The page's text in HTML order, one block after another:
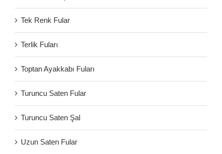
Tek Renk Fular
Terlik Fuları
Toptan Ayakkabı Fuları
Turuncu Saten Fular
Turuncu Saten Şal
Uzun Saten Fular